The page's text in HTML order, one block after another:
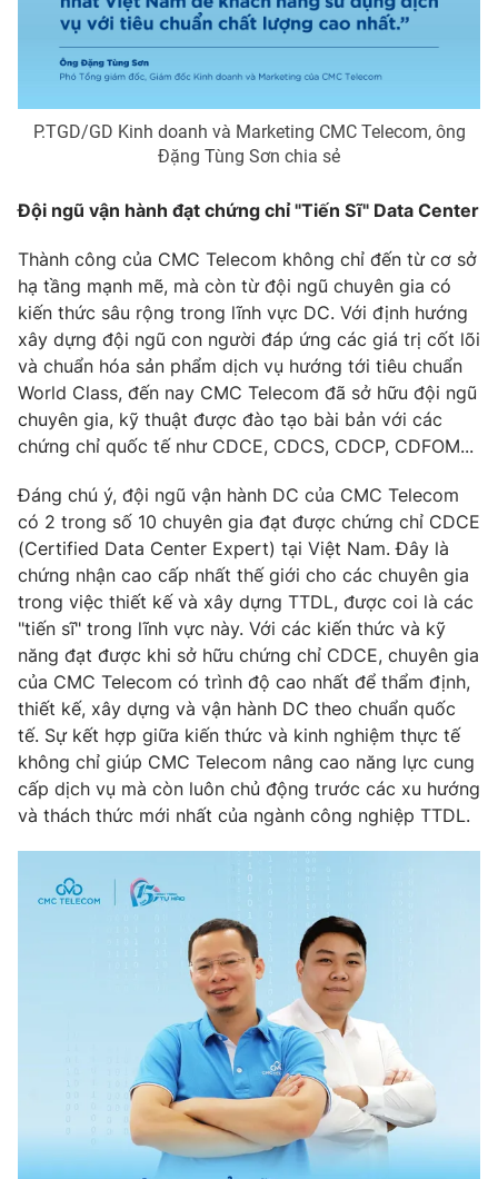
P.TGD/GD Kinh doanh và Marketing CMC Telecom, ông
Đặng Tùng Sơn chia sẻ
Đội ngũ vận hành đạt chứng chỉ "Tiến Sĩ" Data Center
Thành công của CMC Telecom không chỉ đến từ cơ sở
hạ tầng mạnh mẽ, mà còn từ đội ngũ chuyên gia có
kiến thức sâu rộng trong lĩnh vực DC. Với định hướng
xây dựng đội ngũ con người đáp ứng các giá trị cốt lõi
và chuẩn hóa sản phẩm dịch vụ hướng tới tiêu chuẩn
World Class, đến nay CMC Telecom đã sở hữu đội ngũ
chuyên gia, kỹ thuật được đào tạo bài bản với các
chứng chỉ quốc tế như CDCE, CDCS, CDCP, CDFOM...
Đáng chú ý, đội ngũ vận hành DC của CMC Telecom
có 2 trong số 10 chuyên gia đạt được chứng chỉ CDCE
(Certified Data Center Expert) tại Việt Nam. Đây là
chứng nhận cao cấp nhất thế giới cho các chuyên gia
trong việc thiết kế và xây dựng TTDL, được coi là các
"tiến sĩ" trong lĩnh vực này. Với các kiến thức và kỹ
năng đạt được khi sở hữu chứng chỉ CDCE, chuyên gia
của CMC Telecom có trình độ cao nhất để thẩm định,
thiết kế, xây dựng và vận hành DC theo chuẩn quốc
tế. Sự kết hợp giữa kiến thức và kinh nghiệm thực tế
không chỉ giúp CMC Telecom nâng cao năng lực cung
cấp dịch vụ mà còn luôn chủ động trước các xu hướng
và thách thức mới nhất của ngành công nghiệp TTDL.